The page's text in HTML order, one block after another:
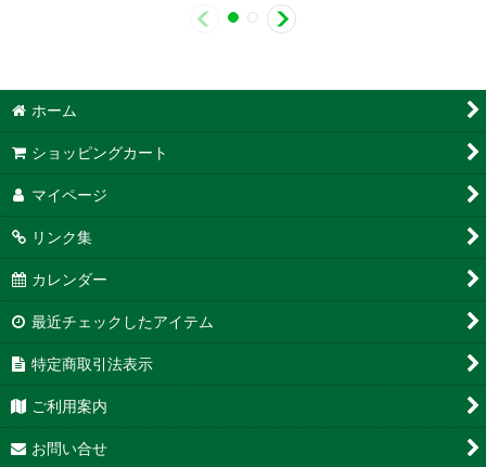
ホーム
ショッピングカート
マイページ
リンク集
カレンダー
最近チェックしたアイテム
特定商取引法表示
ご利用案内
お問い合せ